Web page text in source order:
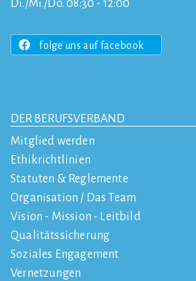
Di./Mi./Do. 08:30 - 12:00
folge uns auf facebook
DER BERUFSVERBAND
Mitglied werden
Ethikrichtlinien
Statuten & Reglemente
Organisation / Das Team
Vision - Mission - Leitbild
Qualitätssicherung
Soziales Engagement
Vernetzungen